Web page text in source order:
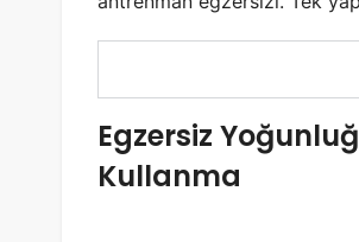
Egzersiz
Kullanma